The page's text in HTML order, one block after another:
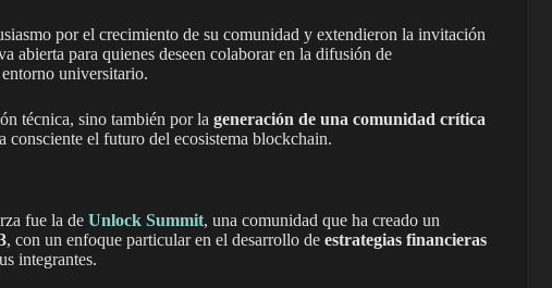
por el crecimiento de su comunidad y extendieron la invitación
abierta para quienes deseen colaborar en la difusión de
universitario.
técnica, sino también por la generación de una comunidad crítica
consciente el futuro del ecosistema blockchain.
fue la de Unlock Summit, una comunidad que ha creado un
, con un enfoque particular en el desarrollo de estrategias financieras
integrantes.